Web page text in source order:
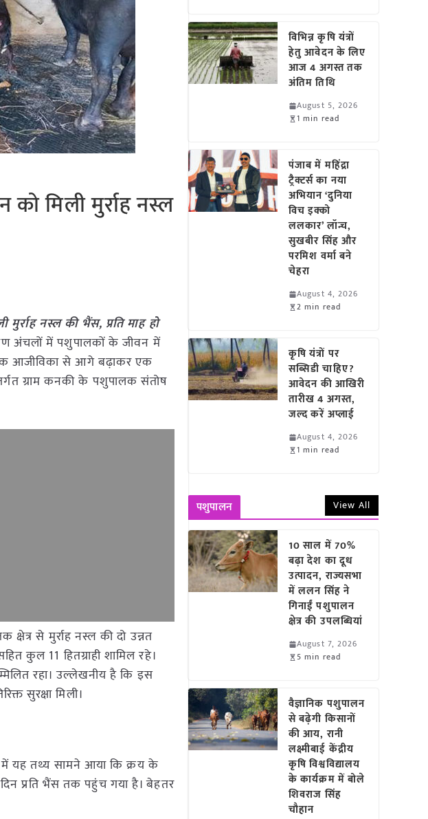
मिली मुर्राह नस्ल
नस्ल की भैंस, प्रति माह हो
अंचलों में पशुपालकों के जीवन में
आजीविका से आगे बढ़ाकर एक
ग्राम कनकी के पशुपालक संतोष
से मुर्राह नस्ल की दो उन्नत
कुल 11 हितग्राही शामिल रहे।
रहा। उल्लेखनीय है कि इस
सुरक्षा मिली।
में यह तथ्य सामने आया कि क्रय के
प्रति भैंस तक पहुंच गया है। बेहतर
विभिन्न कृषि यंत्रों
हेतु आवेदन के लिए
आज 4 अगस्त तक
अंतिम तिथि
August 5, 2026
1 min read
पंजाब में महिंद्रा
ट्रैक्टर्स का नया
अभियान ‘दुनिया
विच इक्को
ललकार’ लॉन्च,
सुखबीर सिंह और
परमिश वर्मा बने
चेहरा
August 4, 2026
2 min read
कृषि यंत्रों पर
सब्सिडी चाहिए?
आवेदन की आखिरी
तारीख 4 अगस्त,
जल्द करें अप्लाई
August 4, 2026
1 min read
पशुपालन View All
10 साल में 70%
बढ़ा देश का दूध
उत्पादन, राज्यसभा
में ललन सिंह ने
गिनाईं पशुपालन
क्षेत्र की उपलब्धियां
August 7, 2026
5 min read
वैज्ञानिक पशुपालन
से बढ़ेगी किसानों
की आय, रानी
लक्ष्मीबाई केंद्रीय
कृषि विश्वविद्यालय
के कार्यक्रम में बोले
शिवराज सिंह
चौहान